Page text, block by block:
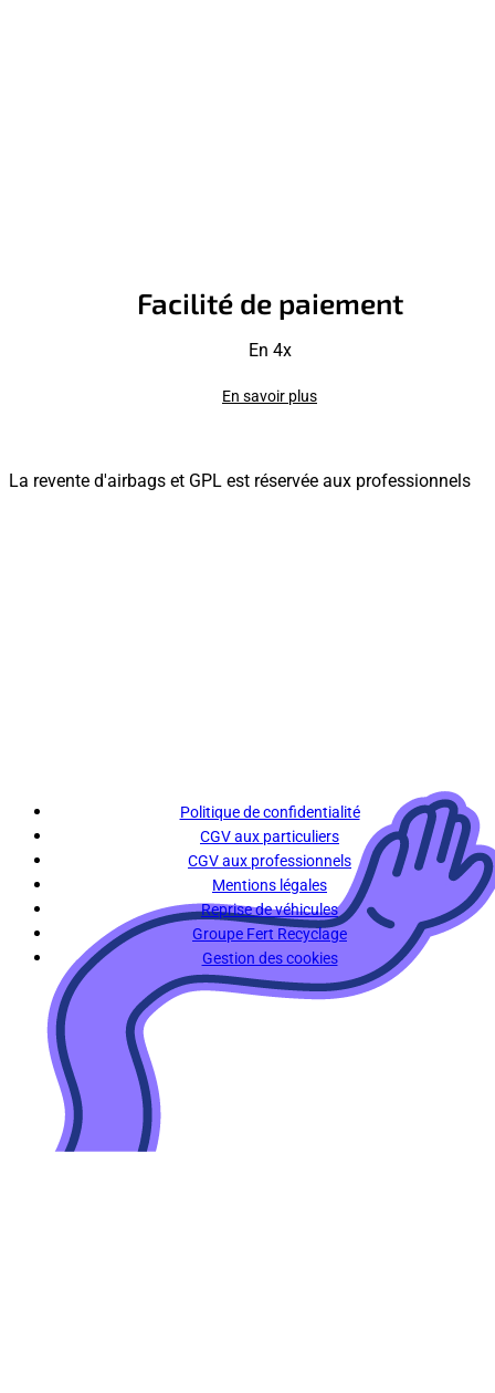
Facilité de paiement
En 4x
En savoir plus
La revente d'airbags et GPL est réservée aux professionnels
Politique de confidentialité
CGV aux particuliers
CGV aux professionnels
Mentions légales
Reprise de véhicules
Groupe Fert Recyclage
Gestion des cookies